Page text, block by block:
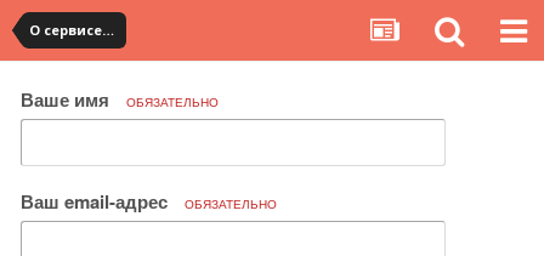
О сервисе, сайте и форуме
Ваше имя ОБЯЗАТЕЛЬНО
Ваш email-адрес ОБЯЗАТЕЛЬНО